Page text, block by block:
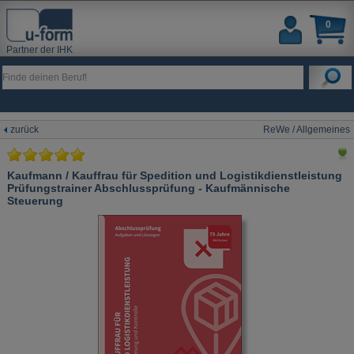
Partner der IHK
0
zurück ReWe / Allgemeines
Kaufmann / Kauffrau für Spedition und Logistikdienstleistung
Prüfungstrainer Abschlussprüfung - Kaufmännische
Steuerung